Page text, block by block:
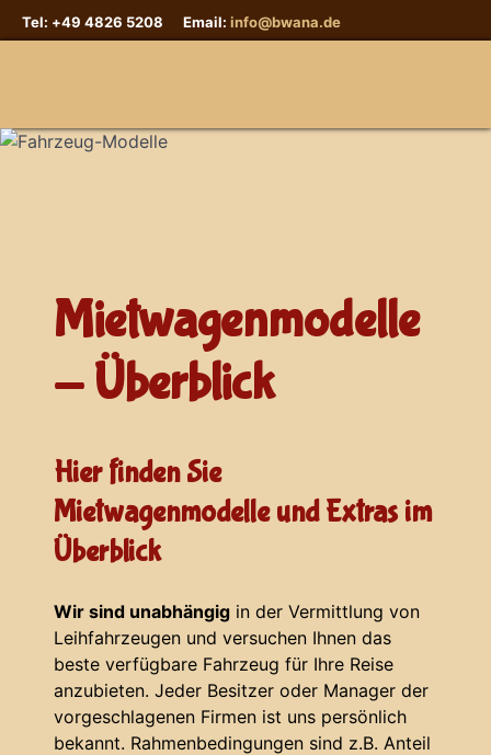
Tel: +49 4826 5208 Email: info@bwana.de
Sprache auswählen
Mietwagenmodelle
- Überblick
Hier finden Sie
Mietwagenmodelle und Extras im
Überblick
Wir sind unabhängig in der Vermittlung von
Leihfahrzeugen und versuchen Ihnen das
beste verfügbare Fahrzeug für Ihre Reise
anzubieten. Jeder Besitzer oder Manager der
vorgeschlagenen Firmen ist uns persönlich
bekannt. Rahmenbedingungen sind z.B. Anteil